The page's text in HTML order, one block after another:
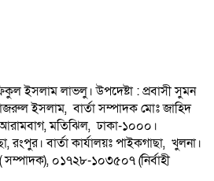
ইসলাম লাভলু। উপদেষ্টা : প্রবাসী সুমন
ইসলাম, বার্তা সম্পাদক মোঃ জাহিদ
মতিঝিল, ঢাকা-১০০০।
রংপুর। বার্তা কার্যালয়ঃ পাইকগাছা, খুলনা।
০১৭২৮-১০৩৫০৭ (নির্বাহী